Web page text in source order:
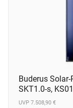
Buderus
SKT1.0-s,
UVP 7.508,90 €